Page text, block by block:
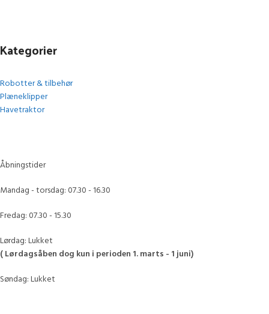
Kategorier
Robotter & tilbehør
Plæneklipper
Havetraktor
Åbningstider
Mandag - torsdag: 07.30 - 16.30
Fredag: 07.30 - 15.30
Lørdag: Lukket
( Lørdagsåben dog kun i perioden 1. marts - 1 juni)
Søndag: Lukket